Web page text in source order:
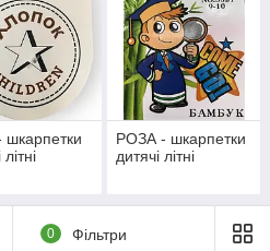
шкарпетки
РОЗА - шкарпетки
дитячі літні
0 Фільтри